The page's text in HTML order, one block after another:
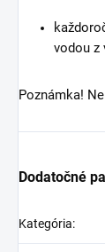
vodou z
Poznámka!
Dodatočné
Kategória: